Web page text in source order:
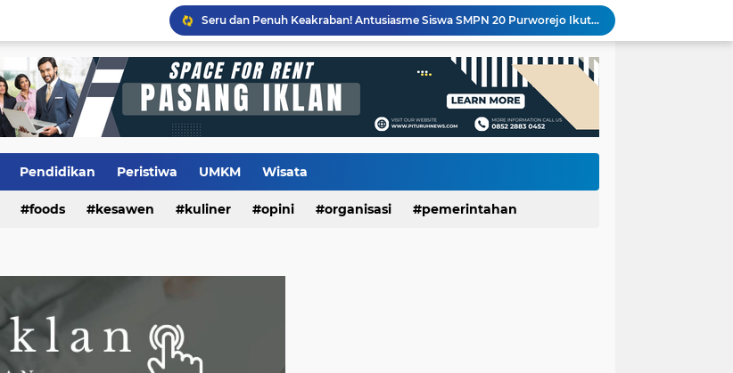
Banggakan Kwarran Pituruh, Tiga Siswa SMPN 20 dan SMPN 40 Purworejo Melenggang ke Jamnas Cibubur
PT Unggulrejo Wasono Dilanda Kebakaran, Tiga Korban Dilaporkan Alami Luka
Meriahkan HUT RI ke-81, SDN Luwenglor Sabet Juara 1 Turnamen Mini Soccer SD Se-Kecamatan Pituruh
Kemarau Picu Krisis Air Bersih, SDN Munggangsari dan Warga Kaligintung Berharap Pasokan Air Rutin
Flashback Program PITULUNGAN Yuli–Dion: Sejauh Mana Realisasinya?
Expo HUT ke-61 Yonif 412/BES Purworejo 2026 Resmi Dibuka, Pererat Sinergi TNI dan Masyarakat Lewat Beragam Hiburan
500 Mesin Produksi Terdampak, Kebakaran PT Unggulrejo Wasono Sebabkan Kerugian Ratusan Juta
Pendidikan Peristiwa UMKM Wisata
foods kesawen kuliner opini organisasi pemerintahan